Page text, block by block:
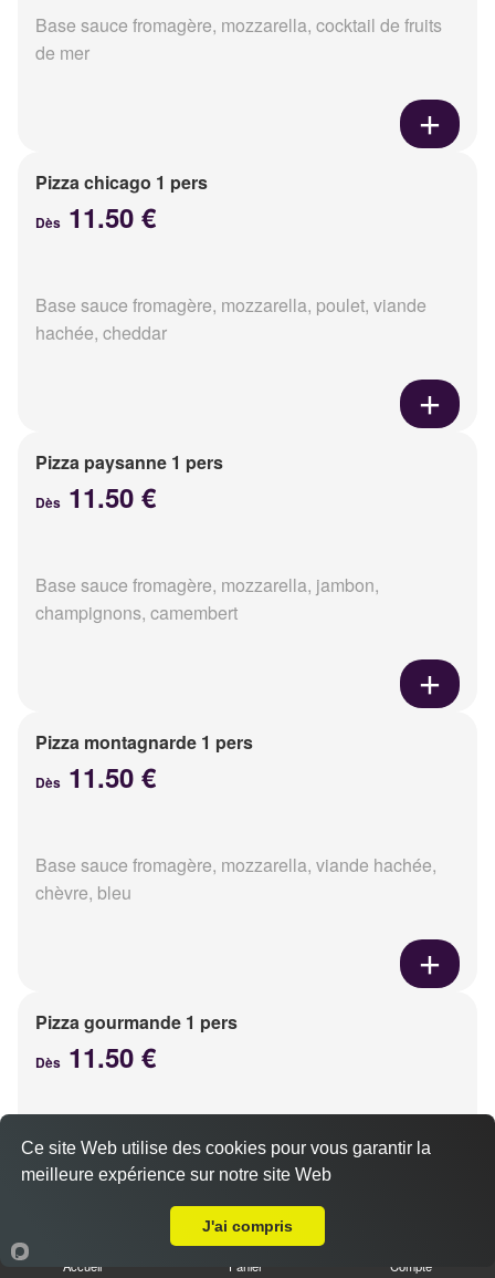
Base sauce fromagère, mozzarella, cocktail de fruits
de mer
Pizza chicago 1 pers
Dès 11.50 €
Base sauce fromagère, mozzarella, poulet, viande
hachée, cheddar
Pizza paysanne 1 pers
Dès 11.50 €
Base sauce fromagère, mozzarella, jambon,
champignons, camembert
Pizza montagnarde 1 pers
Dès 11.50 €
Base sauce fromagère, mozzarella, viande hachée,
chèvre, bleu
Pizza gourmande 1 pers
Dès 11.50 €
Base sauce fromagère, mozzarella, jambon, poulet,
pommes de terre, oignons
Accueil Panier Compte
Ce site Web utilise des cookies pour vous garantir la
meilleure expérience sur notre site Web
J'ai compris